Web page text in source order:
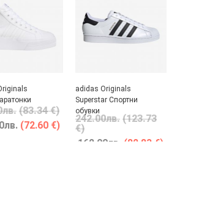
лв. (83.34 €)
лв. (72.60 €)
adidas Originals
Superstar Спортни
обувки
242.00лв. (123.73
€)
162.00лв. (82.83 €)